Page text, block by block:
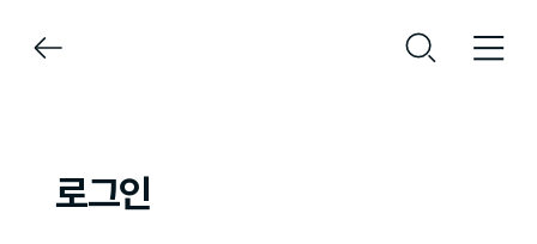
로그인